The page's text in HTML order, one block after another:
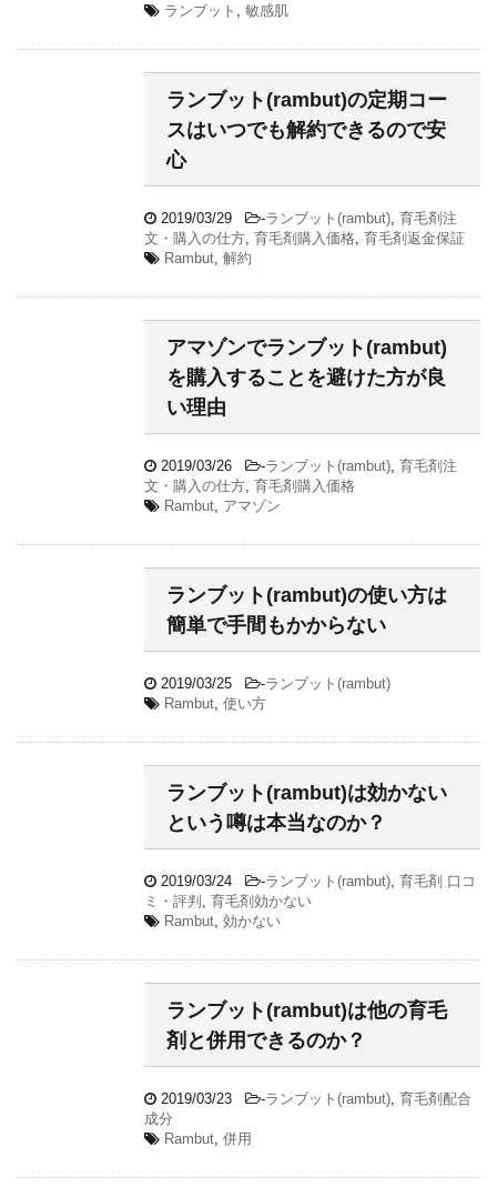
ランブット
敏感肌
ランブット(rambut)の定期コー
スはいつでも解約できるので安
心
2019/03/29 -ランブット(rambut) 育毛剤注
文・購入の仕方 育毛剤購入価格 育毛剤返金保証
Rambut 解約
アマゾンでランブット(rambut)
を購入することを避けた方が良
い理由
2019/03/26 -ランブット(rambut) 育毛剤注
文・購入の仕方 育毛剤購入価格
Rambut アマゾン
ランブット(rambut)の使い方は
簡単で手間もかからない
2019/03/25 -ランブット(rambut)
Rambut 使い方
ランブット(rambut)は効かない
という噂は本当なのか？
2019/03/24 -ランブット(rambut) 育毛剤 口コ
ミ・評判 育毛剤効かない
Rambut 効かない
ランブット(rambut)は他の育毛
剤と併用できるのか？
2019/03/23 -ランブット(rambut) 育毛剤配合
成分
Rambut 併用